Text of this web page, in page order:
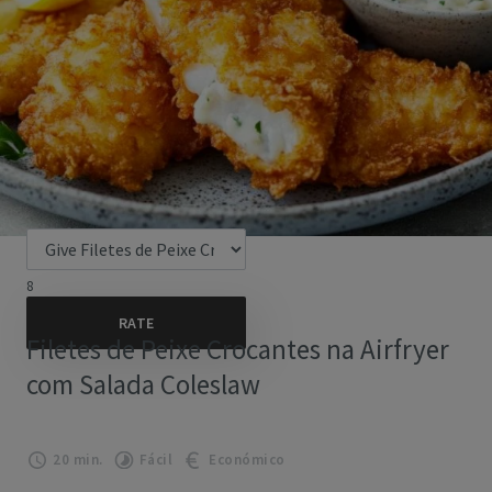
8
Filetes de Peixe Crocantes na Airfryer
com Salada Coleslaw
20 min. Fácil Económico